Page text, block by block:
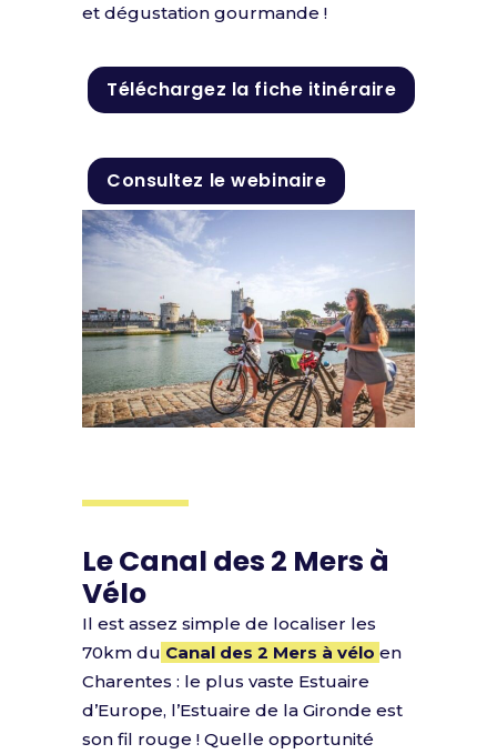
et dégustation gourmande !
Téléchargez la fiche itinéraire
Consultez le webinaire
Le Canal des 2 Mers à
Vélo
Il est assez simple de localiser les
70km du Canal des 2 Mers à vélo en
Charentes : le plus vaste Estuaire
d’Europe, l’Estuaire de la Gironde est
son fil rouge ! Quelle opportunité